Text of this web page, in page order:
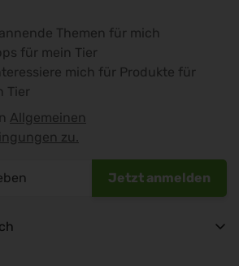
Themen für mich
für mein Tier
mich für Produkte für
Tier
Allgemeinen
zu.
Jetzt anmelden